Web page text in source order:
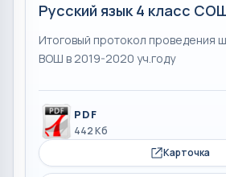
Русский язык 4 класс
Итоговый протокол проведения
ВОШ в 2019-2020 уч.году
PDF
442 Кб
Карточка